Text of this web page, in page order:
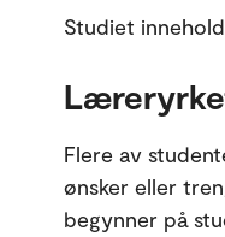
Studiet
Flere av
ønsker eller
begynner på